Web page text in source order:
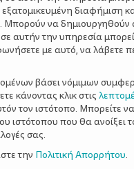
τις φιγούρες
εξατομικευμένη διαφήμιση
Μπορούν να
αυτήν την υπηρεσία
με αυτό, να λάβετε
βάσει νόμιμων
κάνοντας κλικ στις
τον ιστότοπο. Μπορείτε
ιστότοπου που θα
σας.
την Πολιτική Απορρήτου.